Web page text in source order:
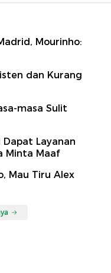
Mourinho:
dan Kurang
masa Sulit
Layanan
Minta Maaf
Mau Tiru Alex